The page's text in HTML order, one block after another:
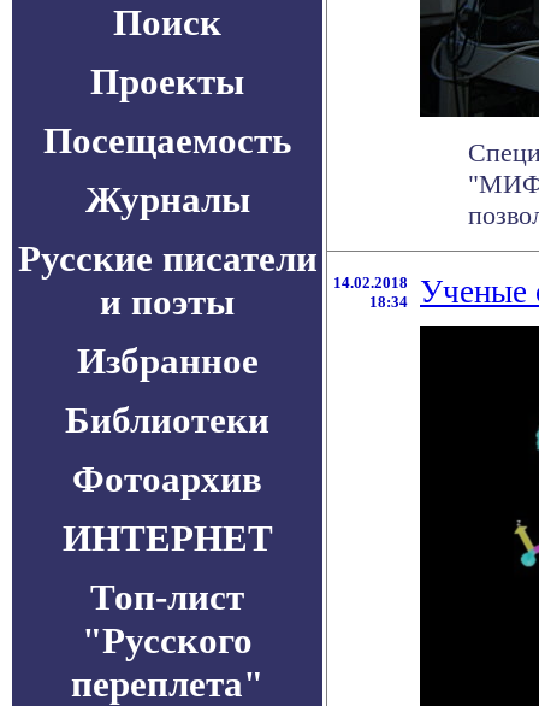
Поиск
Проекты
Посещаемость
Журналы
Русские писатели
и поэты
Избранное
Библиотеки
Фотоархив
ИНТЕРНЕТ
Топ-лист
"Русского
переплета"
14.02.2018
18:34
Ученые